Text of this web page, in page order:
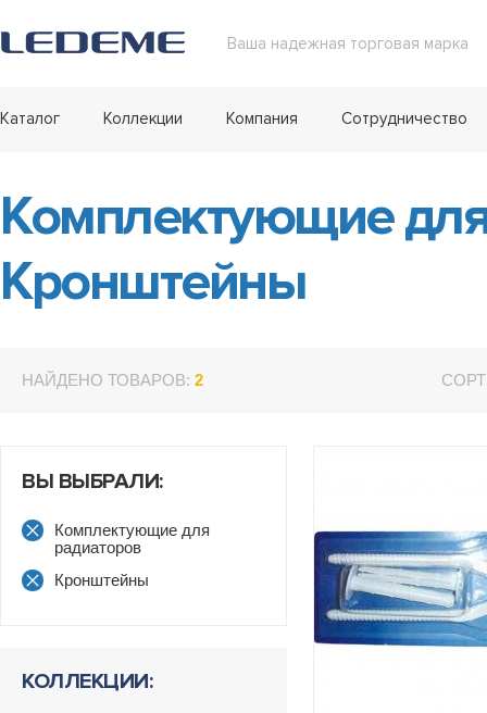
Ваша надежная торговая марка
Каталог Коллекции Компания Сотрудничество
Комплектующие
Кронштейны
НАЙДЕНО ТОВАРОВ: 2
ВЫ ВЫБРАЛИ:
Комплектующие для
радиаторов
Кронштейны
КОЛЛЕКЦИИ: